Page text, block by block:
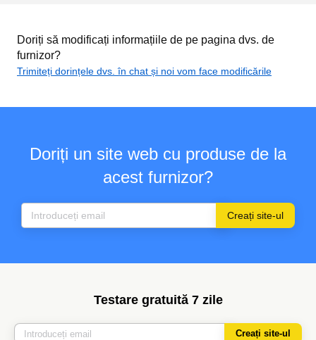
Doriți să modificați informațiile de pe pagina dvs. de
furnizor?
Trimiteți dorințele dvs. în chat și noi vom face modificările
Doriți un site web cu produse de la
acest furnizor?
Creați site-ul
Testare gratuită 7 zile
Creați site-ul